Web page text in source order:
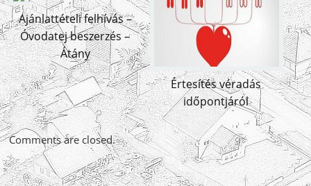
Ajánlattételi felhívás –
Óvodatej beszerzés –
Átány
Értesítés véradás
időpontjáról
Comments are closed.